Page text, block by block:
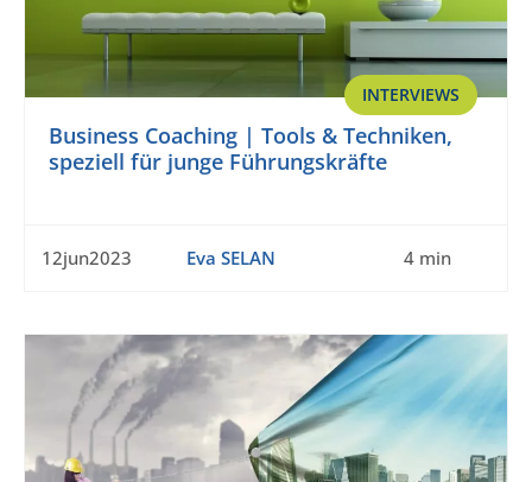
INTERVIEWS
Business Coaching | Tools & Techniken,
speziell für junge Führungskräfte
12jun2023 Eva SELAN 4 min